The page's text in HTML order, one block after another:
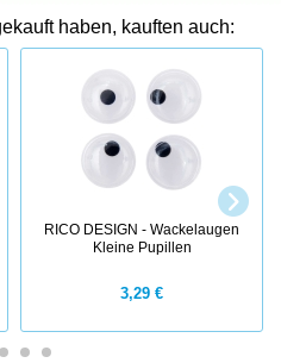
haben, kauften auch:
RICO DESIGN - Wackelaugen
Kleine Pupillen
3,29 €